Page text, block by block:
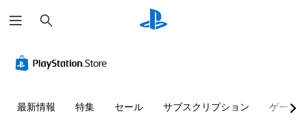
索
最新情報 特集 セール サブスクリプション ゲーム